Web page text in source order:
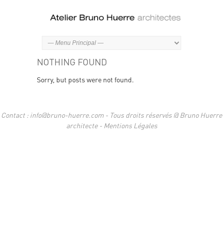
NOTHING FOUND
Sorry, but posts were not found.
Contact : info@bruno-huerre.com - Tous droits réservés @ Bruno Huerre
architecte - Mentions Légales